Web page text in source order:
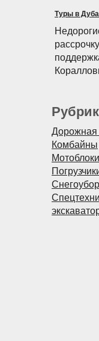
Туры в
Дорожная
Комбайны
Мотоблоки